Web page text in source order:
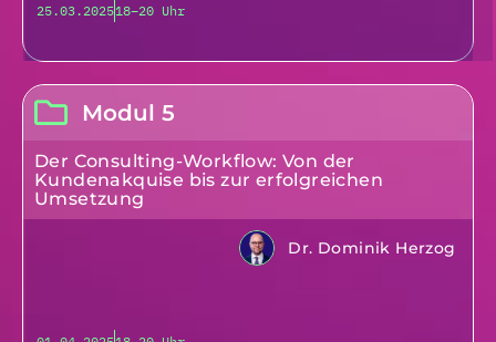
25.03.202518–20 Uhr
Modul 5
Der Consulting-Workflow: Von der
Kundenakquise bis zur erfolgreichen
Umsetzung
Dr. Dominik Herzog